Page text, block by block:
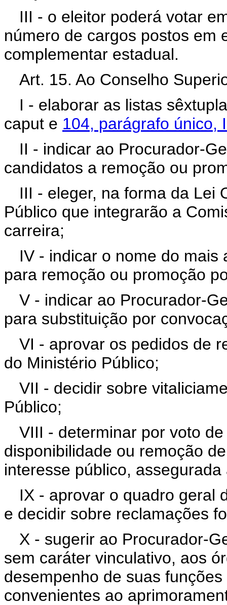
III - o eleitor poderá votar
número de cargos postos em
complementar estadual.
Art. 15. Ao Conselho
I - elaborar as listas
caput e 104, parágrafo único,
II - indicar ao Procurador-
candidatos a remoção ou
III - eleger, na forma da Lei
Público que integrarão a
carreira;
IV - indicar o nome do
para remoção ou promoção
V - indicar ao Procurador-
para substituição por
VI - aprovar os pedidos de
do Ministério Público;
VII - decidir sobre
Público;
VIII - determinar por voto
disponibilidade ou remoção
interesse público,
IX - aprovar o quadro geral
e decidir sobre reclamações
X - sugerir ao Procurador-
sem caráter vinculativo, aos
desempenho de suas
convenientes ao